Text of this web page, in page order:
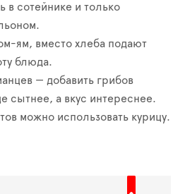
в сотейнике и только
ям, вместо хлеба подают
блюда.
— добавить грибов
сытнее, а вкус интереснее.
можно использовать курицу.